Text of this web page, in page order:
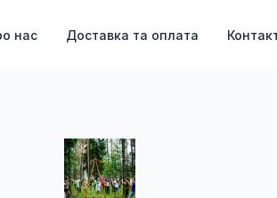
нас Доставка та оплата